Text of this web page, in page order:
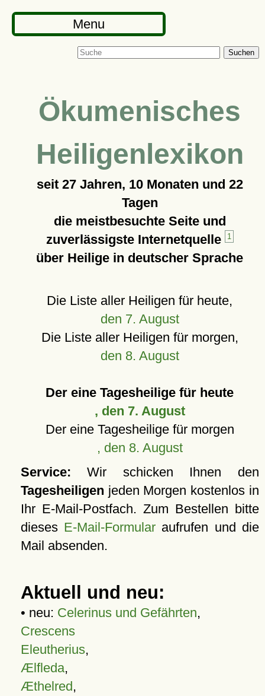
Menu
Suchen
Ökumenisches
Heiligenlexikon
seit 27 Jahren, 10 Monaten und 22
Tagen
die meistbesuchte Seite und
zuverlässigste Internetquelle
1
über Heilige in deutscher Sprache
Die Liste aller Heiligen für heute,
den 7. August
Die Liste aller Heiligen für morgen,
den 8. August
Der eine Tagesheilige für heute
, den 7. August
Der eine Tagesheilige für morgen
, den 8. August
Service: Wir schicken Ihnen den
Tagesheiligen jeden Morgen kostenlos in
Ihr E-Mail-Postfach. Zum Bestellen bitte
dieses E-Mail-Formular aufrufen und die
Mail absenden.
Aktuell und neu:
• neu: Celerinus und Gefährten,
Crescens
Eleutherius,
Ælfleda,
Æthelred,